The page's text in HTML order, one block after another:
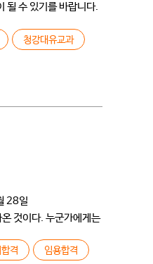
수 있기를 바랍니다.
청강대유교과
28일
것이다. 누군가에게는
격 임용합격